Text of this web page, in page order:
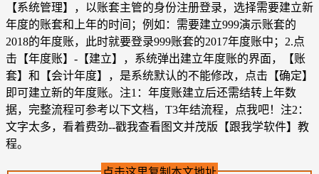
【系统管理】，以账套主管的身份注册登录，选择需要建立新
年度的账套和上年的时间；例如：需要建立999演示账套的
2018的年度账，此时就要登录999账套的2017年度账中；2.点
击【年度账】-【建立】，系统弹出建立年度账的界面，【账
套】和【会计年度】，是系统默认的不能修改，点击【确定】
即可建立新的年度账。注1：年度账建立后还需结转上年数
据，完整流程可参考以下文档，T3年结流程，点我吧！注2：
文字太多，看着费劲--戳我查看图文并茂版【跟我学软件】教
程。